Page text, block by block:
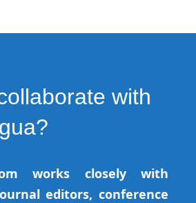
with
works closely with
editors, conference